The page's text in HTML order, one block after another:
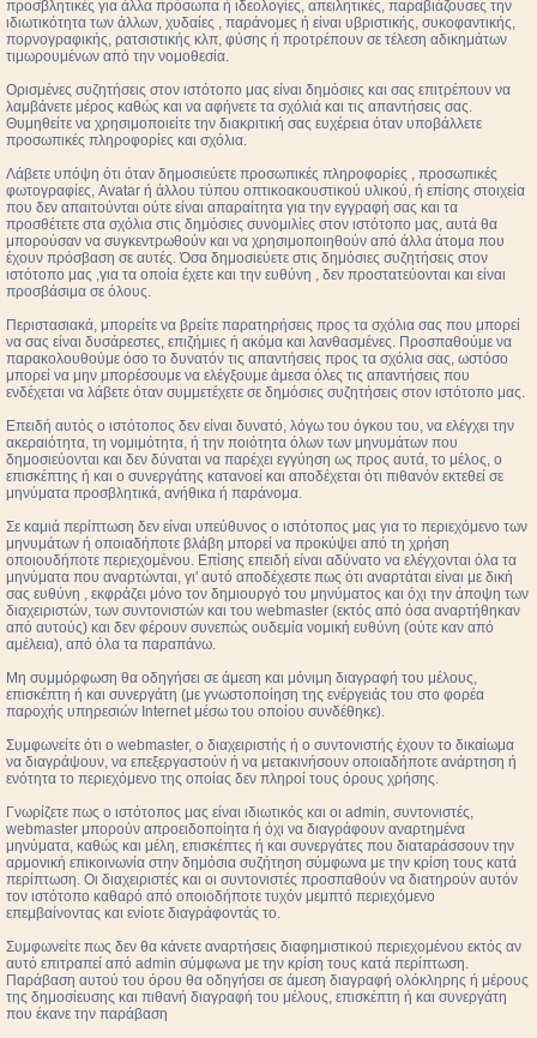
προσβλητικές για άλλα πρόσωπα ή ιδεολογίες, απειλητικές, παραβιάζουσες την
ιδιωτικότητα των άλλων, χυδαίες , παράνομες ή είναι υβριστικής, συκοφαντικής,
πορνογραφικής, ρατσιστικής κλπ, φύσης ή προτρέπουν σε τέλεση αδικημάτων
τιμωρουμένων από την νομοθεσία.
Ορισμένες συζητήσεις στον ιστότοπο μας είναι δημόσιες και σας επιτρέπουν να
λαμβάνετε μέρος καθώς και να αφήνετε τα σχόλιά και τις απαντήσεις σας.
Θυμηθείτε να χρησιμοποιείτε την διακριτική σας ευχέρεια όταν υποβάλλετε
προσωπικές πληροφορίες και σχόλια.
Λάβετε υπόψη ότι όταν δημοσιεύετε προσωπικές πληροφορίες , προσωπικές
φωτογραφίες, Avatar ή άλλου τύπου οπτικοακουστικού υλικού, ή επίσης στοιχεία
που δεν απαιτούνται ούτε είναι απαραίτητα για την εγγραφή σας και τα
προσθέτετε στα σχόλια στις δημόσιες συνομιλίες στον ιστότοπο μας, αυτά θα
μπορούσαν να συγκεντρωθούν και να χρησιμοποιηθούν από άλλα άτομα που
έχουν πρόσβαση σε αυτές. Όσα δημοσιεύετε στις δημόσιες συζητήσεις στον
ιστότοπο μας ,για τα οποία έχετε και την ευθύνη , δεν προστατεύονται και είναι
προσβάσιμα σε όλους.
Περιστασιακά, μπορείτε να βρείτε παρατηρήσεις προς τα σχόλια σας που μπορεί
να σας είναι δυσάρεστες, επιζήμιες ή ακόμα και λανθασμένες. Προσπαθούμε να
παρακολουθούμε όσο το δυνατόν τις απαντήσεις προς τα σχόλια σας, ωστόσο
μπορεί να μην μπορέσουμε να ελέγξουμε άμεσα όλες τις απαντήσεις που
ενδέχεται να λάβετε όταν συμμετέχετε σε δημόσιες συζητήσεις στον ιστότοπο μας.
Επειδή αυτός ο ιστότοπος δεν είναι δυνατό, λόγω του όγκου του, να ελέγχει την
ακεραιότητα, τη νομιμότητα, ή την ποιότητα όλων των μηνυμάτων που
δημοσιεύονται και δεν δύναται να παρέχει εγγύηση ως προς αυτά, το μέλος, ο
επισκέπτης ή και ο συνεργάτης κατανοεί και αποδέχεται ότι πιθανόν εκτεθεί σε
μηνύματα προσβλητικά, ανήθικα ή παράνομα.
Σε καμιά περίπτωση δεν είναι υπεύθυνος ο ιστότοπος μας για το περιεχόμενο των
μηνυμάτων ή οποιαδήποτε βλάβη μπορεί να προκύψει από τη χρήση
οποιουδήποτε περιεχομένου. Επίσης επειδή είναι αδύνατο να ελέγχονται όλα τα
μηνύματα που αναρτώνται, γι' αυτό αποδέχεστε πως ότι αναρτάται είναι με δική
σας ευθύνη , εκφράζει μόνο τον δημιουργό του μηνύματος και όχι την άποψη των
διαχειριστών, των συντονιστών και του webmaster (εκτός από όσα αναρτήθηκαν
από αυτούς) και δεν φέρουν συνεπώς ουδεμία νομική ευθύνη (ούτε καν από
αμέλεια), από όλα τα παραπάνω.
Μη συμμόρφωση θα οδηγήσει σε άμεση και μόνιμη διαγραφή του μέλους,
επισκέπτη ή και συνεργάτη (με γνωστοποίηση της ενέργειάς του στο φορέα
παροχής υπηρεσιών Internet μέσω του οποίου συνδέθηκε).
Συμφωνείτε ότι ο webmaster, ο διαχειριστής ή ο συντονιστής έχουν το δικαίωμα
να διαγράψουν, να επεξεργαστούν ή να μετακινήσουν οποιαδήποτε ανάρτηση ή
ενότητα το περιεχόμενο της οποίας δεν πληροί τους όρους χρήσης.
Γνωρίζετε πως ο ιστότοπος μας είναι ιδιωτικός και οι admin, συντονιστές,
webmaster μπορούν απροειδοποίητα ή όχι να διαγράφουν αναρτημένα
μηνύματα, καθώς και μέλη, επισκέπτες ή και συνεργάτες που διαταράσσουν την
αρμονική επικοινωνία στην δημόσια συζήτηση σύμφωνα με την κρίση τους κατά
περίπτωση. Οι διαχειριστές και οι συντονιστές προσπαθούν να διατηρούν αυτόν
τον ιστότοπο καθαρό από οποιοδήποτε τυχόν μεμπτό περιεχόμενο
επεμβαίνοντας και ενίοτε διαγράφοντάς το.
Συμφωνείτε πως δεν θα κάνετε αναρτήσεις διαφημιστικού περιεχομένου εκτός αν
αυτό επιτραπεί από admin σύμφωνα με την κρίση τους κατά περίπτωση.
Παράβαση αυτού του όρου θα οδηγήσει σε άμεση διαγραφή ολόκληρης ή μέρους
της δημοσίευσης και πιθανή διαγραφή του μέλους, επισκέπτη ή και συνεργάτη
που έκανε την παράβαση